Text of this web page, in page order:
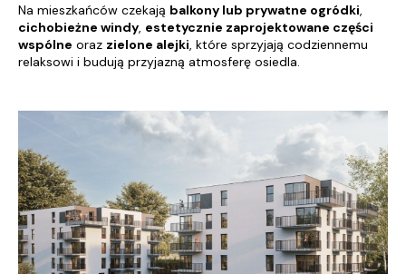
Na mieszkańców czekają balkony lub prywatne ogródki,
cichobieżne windy, estetycznie zaprojektowane części
wspólne oraz zielone alejki, które sprzyjają codziennemu
relaksowi i budują przyjazną atmosferę osiedla.